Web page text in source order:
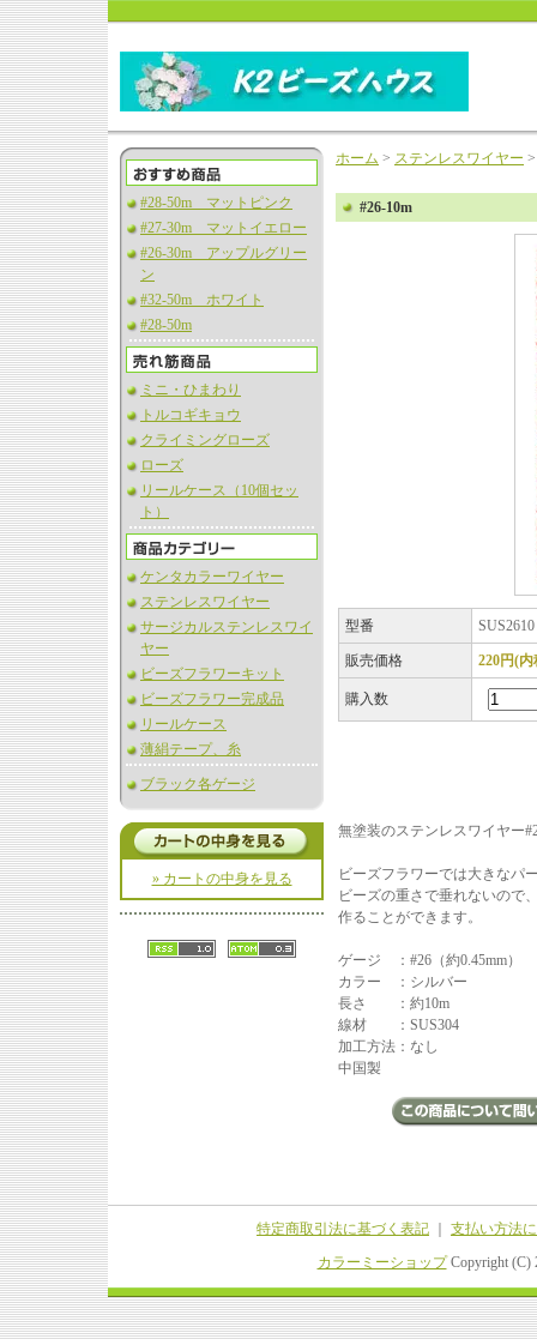
#28-50m マットピンク
#27-30m マットイエロー
#26-30m アップルグリー
ン
#32-50m ホワイト
#28-50m
ミニ・ひまわり
トルコギキョウ
クライミングローズ
ローズ
リールケース（10個セッ
ト）
ケンタカラーワイヤー
ステンレスワイヤー
サージカルステンレスワイ
ヤー
ビーズフラワーキット
ビーズフラワー完成品
リールケース
薄絹テープ、糸
ブラック各ゲージ
» カートの中身を見る
ホーム > ステンレスワイヤー
#26-10m
型番 SUS2610
販売価格 220円(内
購入数
無塗装のステンレスワイヤー
ビーズフラワーでは大きなパ
ビーズの重さで垂れないので
作ることができます。
ゲージ ：#26（約0.45mm）
カラー ：シルバー
長さ ：約10m
線材 ：SUS304
加工方法：なし
中国製
特定商取引法に基づく表記
支払い方法
カラーミーショップCopyright (C)